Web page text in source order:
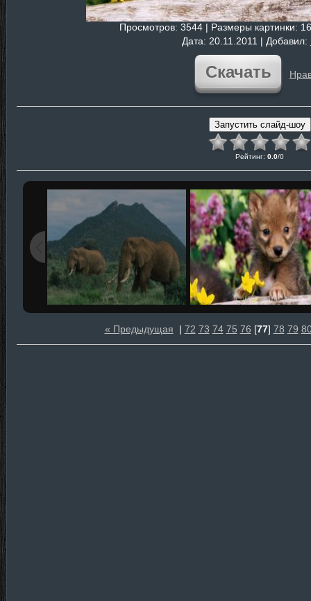
Просмотров: 3544 | Размеры картинки:
Дата: 20.11.2011 | Добавил:
Скачать
Рейтинг: 0.0/0
« Предыдущая | 72 73 74 75 76 [77] 78 79